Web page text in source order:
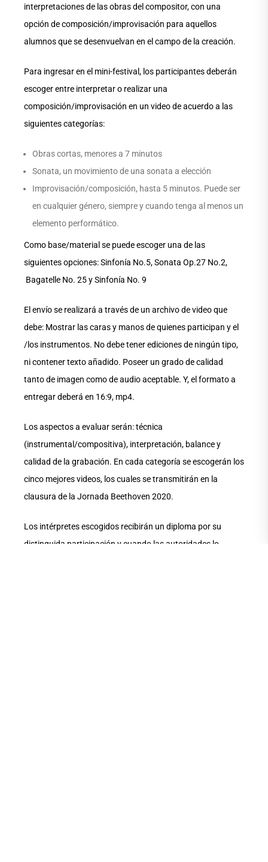
interpretaciones de las obras del compositor, con una
opción de composición/improvisación para aquellos
alumnos que se desenvuelvan en el campo de la creación.
Para ingresar en el mini-festival, los participantes deberán
escoger entre interpretar o realizar una
composición/improvisación en un video de acuerdo a las
siguientes categorías:
Obras cortas, menores a 7 minutos
Sonata, un movimiento de una sonata a elección
Improvisación/composición, hasta 5 minutos. Puede ser
en cualquier género, siempre y cuando tenga al menos un
elemento performático.
Como base/material se puede escoger una de las
siguientes opciones: Sinfonía No.5, Sonata Op.27 No.2,
Bagatelle No. 25 y Sinfonía No. 9
El envío se realizará a través de un archivo de video que
debe: Mostrar las caras y manos de quienes participan y el
/los instrumentos. No debe tener ediciones de ningún tipo,
ni contener texto añadido. Poseer un grado de calidad
tanto de imagen como de audio aceptable. Y, el formato a
entregar deberá en 16:9, mp4.
Los aspectos a evaluar serán: técnica
(instrumental/compositiva), interpretación, balance y
calidad de la grabación. En cada categoría se escogerán los
cinco mejores videos, los cuales se transmitirán en la
clausura de la Jornada Beethoven 2020.
Los intérpretes escogidos recibirán un diploma por su
distinguida participación y cuando las autoridades lo